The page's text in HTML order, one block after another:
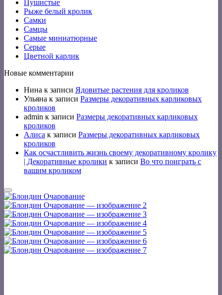
Пушистые
Рыже белый кролик
Самки
Самцы
Самые миниатюрные
Серые
Цветной карлик
Новые комментарии
Нина к записи Ядовитые растения для кроликов
Ульяна к записи Размеры декоративных карликовых
кроликов
admin к записи Размеры декоративных карликовых
кроликов
Алиса к записи Размеры декоративных карликовых
кроликов
Как осчастливить жизнь своему декоративному кролику
| Декоративные кролики к записи Во что поиграть с
вашим кроликом